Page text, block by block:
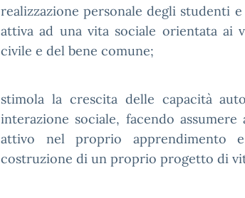
realizzazione personale degli studenti
attiva ad una vita sociale orientata ai
civile e del bene comune;
stimola la crescita delle capacità
interazione sociale, facendo
attivo nel proprio apprendimento
costruzione di un proprio progetto di